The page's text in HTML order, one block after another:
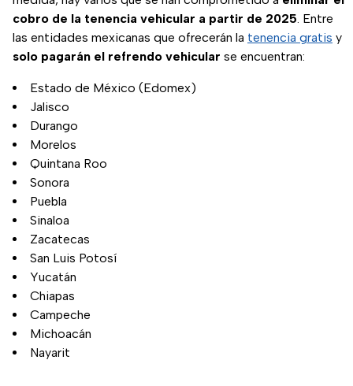
cobro de la tenencia vehicular a partir de 2025. Entre
las entidades mexicanas que ofrecerán la tenencia gratis y
solo pagarán el refrendo vehicular se encuentran:
Estado de México (Edomex)
Jalisco
Durango
Morelos
Quintana Roo
Sonora
Puebla
Sinaloa
Zacatecas
San Luis Potosí
Yucatán
Chiapas
Campeche
Michoacán
Nayarit